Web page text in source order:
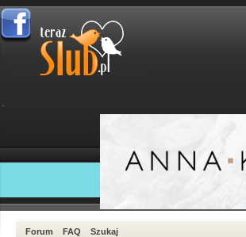
Forum FAQ Szukaj